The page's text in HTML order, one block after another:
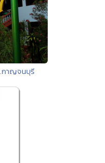
กาญจนบุรี